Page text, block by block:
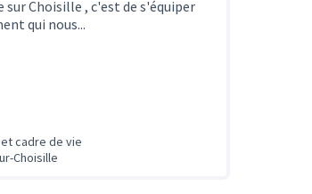
sur Choisille , c'est de s'équiper
qui nous...
cadre de vie
Choisille